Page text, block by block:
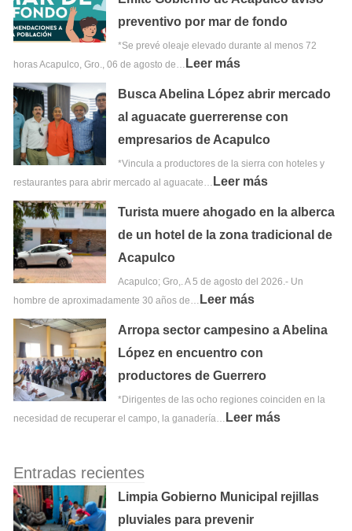
preventivo por mar de fondo
*Se prevé oleaje elevado durante al menos 72
horas Acapulco, Gro., 06 de agosto de…
Leer más
Busca Abelina López abrir mercado
al aguacate guerrerense con
empresarios de Acapulco
*Vincula a productores de la sierra con hoteles y
restaurantes para abrir mercado al aguacate…
Leer más
Turista muere ahogado en la alberca
de un hotel de la zona tradicional de
Acapulco
Acapulco; Gro,. A 5 de agosto del 2026.- Un
hombre de aproximadamente 30 años de…
Leer más
Arropa sector campesino a Abelina
López en encuentro con
productores de Guerrero
*Dirigentes de las ocho regiones coinciden en la
necesidad de recuperar el campo, la ganadería…
Leer más
Entradas recientes
Limpia Gobierno Municipal rejillas
pluviales para prevenir